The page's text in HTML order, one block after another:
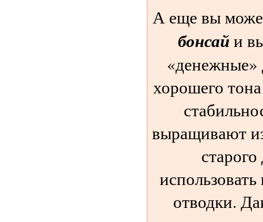
А еще вы
бонсайи
«денежные»
хорошего
выращивают
отводки.